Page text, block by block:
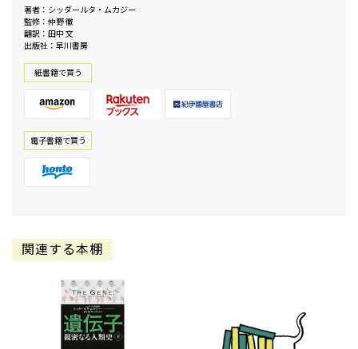
著者：シッダールタ・ムカジー
監修：仲野 徹
翻訳：田中 文
出版社：早川書房
紙書籍で買う
電⼦書籍で買う
関連する本棚